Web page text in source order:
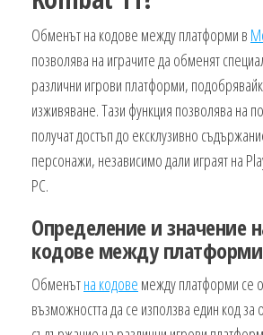
Обменът на кодове между платформи в
позволява на играчите да обменят
различни игрови платформи,
изживяване. Тази функция позволява на
получат достъп до ексклузивно
персонажи, независимо дали играят на
PC.
Определение и значение
кодове между платформи
Обменътна кодове между платформи се
възможността да се използва един код за